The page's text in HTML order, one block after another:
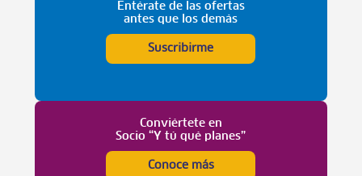
Entérate de las ofertas
antes que los demás
Suscribirme
Conviértete en
Socio “Y tú qué planes”
Conoce más